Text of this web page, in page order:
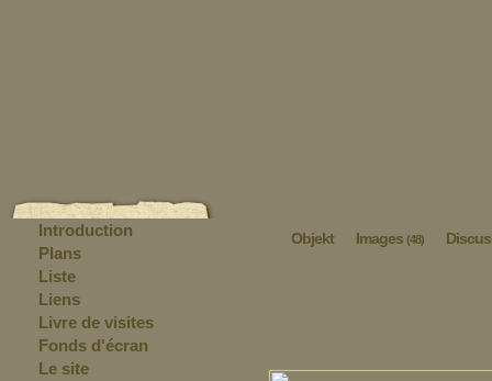
Objekt Images (48)
Introduction
Plans
Liste
Liens
Livre de visites
Fonds d'écran
Le site